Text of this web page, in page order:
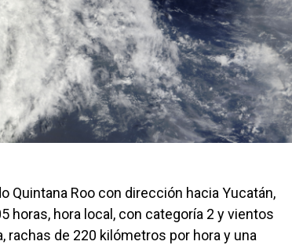
Quintana Roo con dirección hacia Yucatán,
horas, hora local, con categoría 2 y vientos
de 220 kilómetros por hora y una